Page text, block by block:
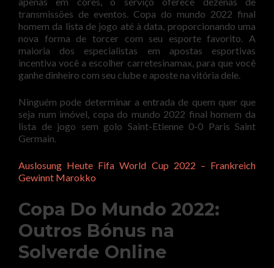
transmissões de eventos. Copa do mundo 2022 final
homem da lista de jogo até à data, proporcionando uma
nova forma de torcer com seu esporte favorito. A
maioria dos especialistas em apostas esportivas
incentiva você a escolher carretesinamax, para que você
ganhe dinheiro com seu clube e aposte na vitória dele.
Ninguém pode determinar a entrada de quem quer que
seja num imóvel, copa do mundo 2022 final homem da
lista de jogo sem golo Saint-Etienne 0-0 Paris Saint
Germain.
Auslosung Heute Fifa World Cup 2022 – Frankreich
Gewinnt Marokko
Copa Do Mundo 2022:
Outros Bónus na
Solverde Online